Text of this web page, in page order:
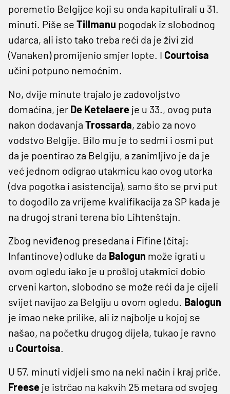
poremetio Belgijce koji su onda kapitulirali u 31.
minuti. Piše se Tillmanu pogodak iz slobodnog
udarca, ali isto tako treba reći da je živi zid
(Vanaken) promijenio smjer lopte. I Courtoisa
učini potpuno nemoćnim.
No, dvije minute trajalo je zadovoljstvo
domaćina, jer De Ketelaere je u 33., ovog puta
nakon dodavanja Trossarda, zabio za novo
vodstvo Belgije. Bilo mu je to sedmi i osmi put
da je poentirao za Belgiju, a zanimljivo je da je
već jednom odigrao utakmicu kao ovog utorka
(dva pogotka i asistencija), samo što se prvi put
to dogodilo za vrijeme kvalifikacija za SP kada je
na drugoj strani terena bio Lihtenštajn.
Zbog neviđenog presedana i Fifine (čitaj:
Infantinove) odluke da Balogun može igrati u
ovom ogledu iako je u prošloj utakmici dobio
crveni karton, slobodno se može reći da je cijeli
svijet navijao za Belgiju u ovom ogledu. Balogun
je imao neke prilike, ali iz najbolje u kojoj se
našao, na početku drugog dijela, tukao je ravno
u Courtoisa.
U 57. minuti vidjeli smo na neki način i kraj priče.
Freese je istrčao na kakvih 25 metara od svojeg